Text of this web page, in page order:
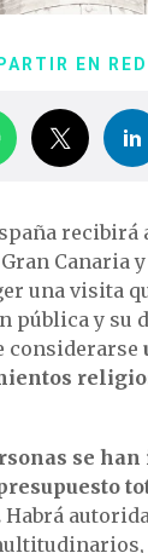
EN
recibirá
Canaria
una visita
pública y su
considerarse
se
Habrá